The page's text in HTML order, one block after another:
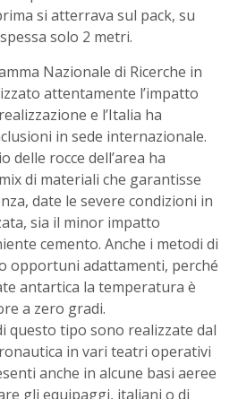
si atterrava sul pack, su
solo 2 metri.
Nazionale di Ricerche in
attentamente l’impatto
e l’Italia ha
in sede internazionale.
delle rocce dell’area ha
di materiali che garantisse
date le severe condizioni in
sia il minor impatto
cemento. Anche i metodi di
opportuni adattamenti, perché
antartica la temperatura è
a zero gradi.
questo tipo sono realizzate dal
in vari teatri operativi
anche in alcune basi aeree
gli equipaggi, italiani o di